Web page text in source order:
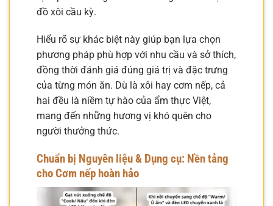
đồ xôi cầu kỳ.
Hiểu rõ sự khác biệt này giúp bạn lựa chọn
phương pháp phù hợp với nhu cầu và sở thích,
đồng thời đánh giá đúng giá trị và đặc trưng
của từng món ăn. Dù là xôi hay cơm nếp, cả
hai đều là niềm tự hào của ẩm thực Việt,
mang đến những hương vị khó quên cho
người thưởng thức.
Chuẩn bị Nguyên liệu & Dụng cụ: Nền tảng
cho Cơm nếp hoàn hảo